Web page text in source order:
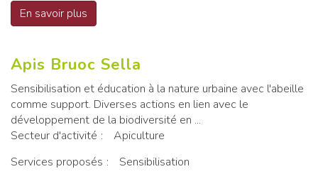
En savoir plus
Apis Bruoc Sella
Sensibilisation et éducation à la nature urbaine avec l'abeille
comme support. Diverses actions en lien avec le
développement de la biodiversité en ...
Secteur d'activité
Apiculture
Services proposés
Sensibilisation